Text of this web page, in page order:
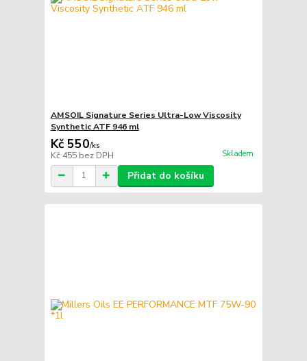
AMSOIL Signature Series Ultra-Low Viscosity
Synthetic ATF 946 ml
Kč 550/ks
Kč 455 bez DPH Skladem
Přidat do košíku